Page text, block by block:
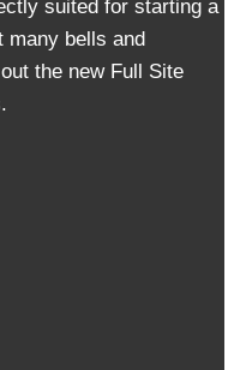
suited for starting a
many bells and
the new Full Site